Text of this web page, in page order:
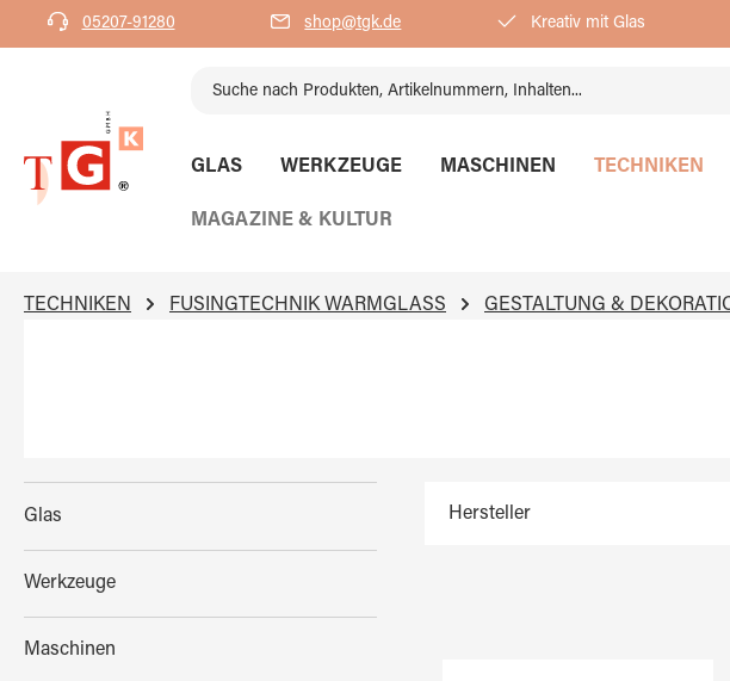
Zur Hauptnavigation springen
05207-91280 shop@tgk.de Kreativ mit Glas
GLAS WERKZEUGE MASCHINEN TECHNIKEN
MAGAZINE & KULTUR
TECHNIKEN FUSINGTECHNIK WARMGLASS GESTALTUNG &
Glas
Werkzeuge
Maschinen
Hersteller